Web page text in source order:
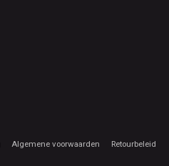
Algemene voorwaarden Retourbeleid